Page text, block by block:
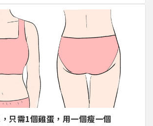
只需1個雞蛋，用一個瘦一個